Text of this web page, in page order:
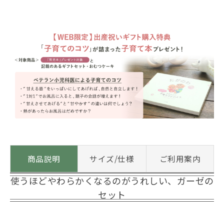
商品説明 サイズ/仕様 ご利用案内
使うほどやわらかくなるのがうれしい、ガーゼの
セット